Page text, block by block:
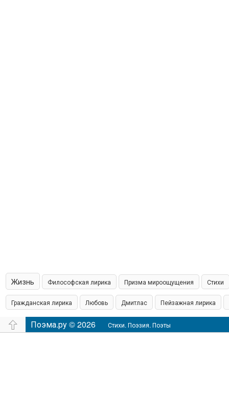
Жизнь Философская лирика Призма мироощущения Стихи
Гражданская лирика Любовь Дмитлас Пейзажная лирика
островская пишет Шамонин Сказки Юмор
Поэма.ру © 2026 Стихи. Поэзия. Поэты